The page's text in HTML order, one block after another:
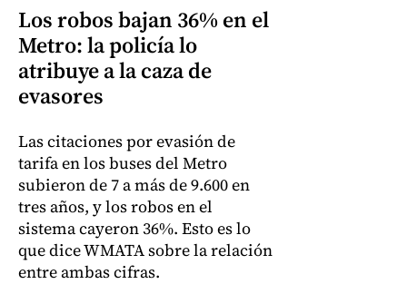
Los robos bajan 36% en el
Metro: la policía lo
atribuye a la caza de
evasores
Las citaciones por evasión de
tarifa en los buses del Metro
subieron de 7 a más de 9.600 en
tres años, y los robos en el
sistema cayeron 36%. Esto es lo
que dice WMATA sobre la relación
entre ambas cifras.